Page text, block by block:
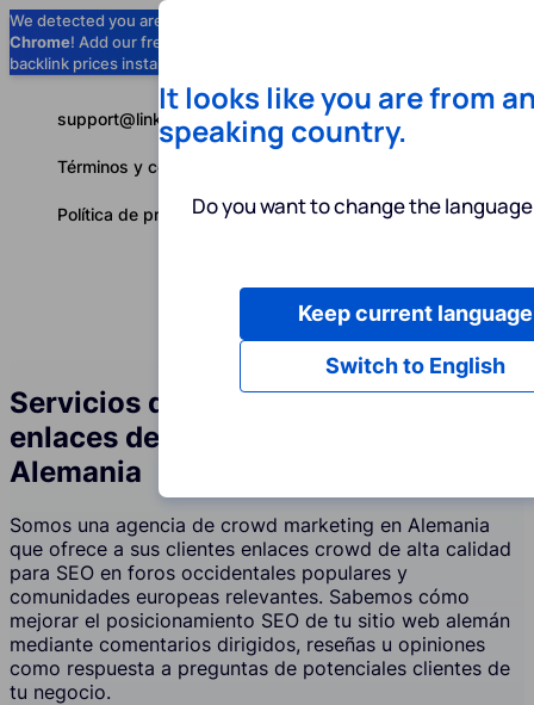
We detected you are using
Chrome! Add our free extension to check
backlink prices instantly as you browse.
Servicios
Español
support@linkbuilder.com
Términos y condiciones
Política de privacidad
Servicios de construcción de
enlaces de foros (Crowd) en
Alemania
Somos una agencia de crowd marketing en Alemania
que ofrece a sus clientes enlaces crowd de alta calidad
para SEO en foros occidentales populares y
comunidades europeas relevantes. Sabemos cómo
mejorar el posicionamiento SEO de tu sitio web alemán
mediante comentarios dirigidos, reseñas u opiniones
como respuesta a preguntas de potenciales clientes de
tu negocio.
It looks like you are from
speaking country.
Do you want to change the
Switch to English
Keep current language